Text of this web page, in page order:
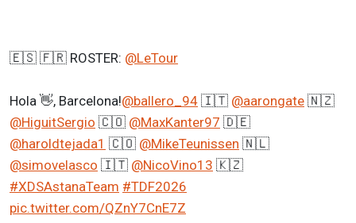
🇪🇸 🇫🇷 ROSTER: @LeTour
Hola 👋, Barcelona!@ballero_94 🇮🇹 @aarongate 🇳🇿
@HiguitSergio 🇨🇴 @MaxKanter97 🇩🇪
@haroldtejada1 🇨🇴 @MikeTeunissen 🇳🇱
@simovelasco 🇮🇹 @NicoVino13 🇰🇿
#XDSAstanaTeam #TDF2026
pic.twitter.com/QZnY7CnE7Z